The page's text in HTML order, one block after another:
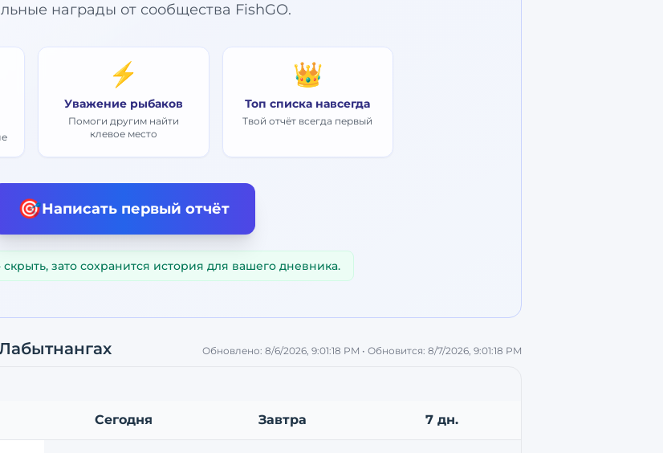
награды от сообщества FishGO.
⚡
Уважение рыбаков
Помоги другим найти
клевое место
👑
Топ списка навсегда
Твой отчёт всегда первый
🎯Написать первый отчёт
зато сохранится история для вашего дневника.
Обновлено: 8/6/2026, 9:01:18 PM • Обновится: 8/7/2026, 9:01:18 PM
Сегодня Завтра 7 дн.